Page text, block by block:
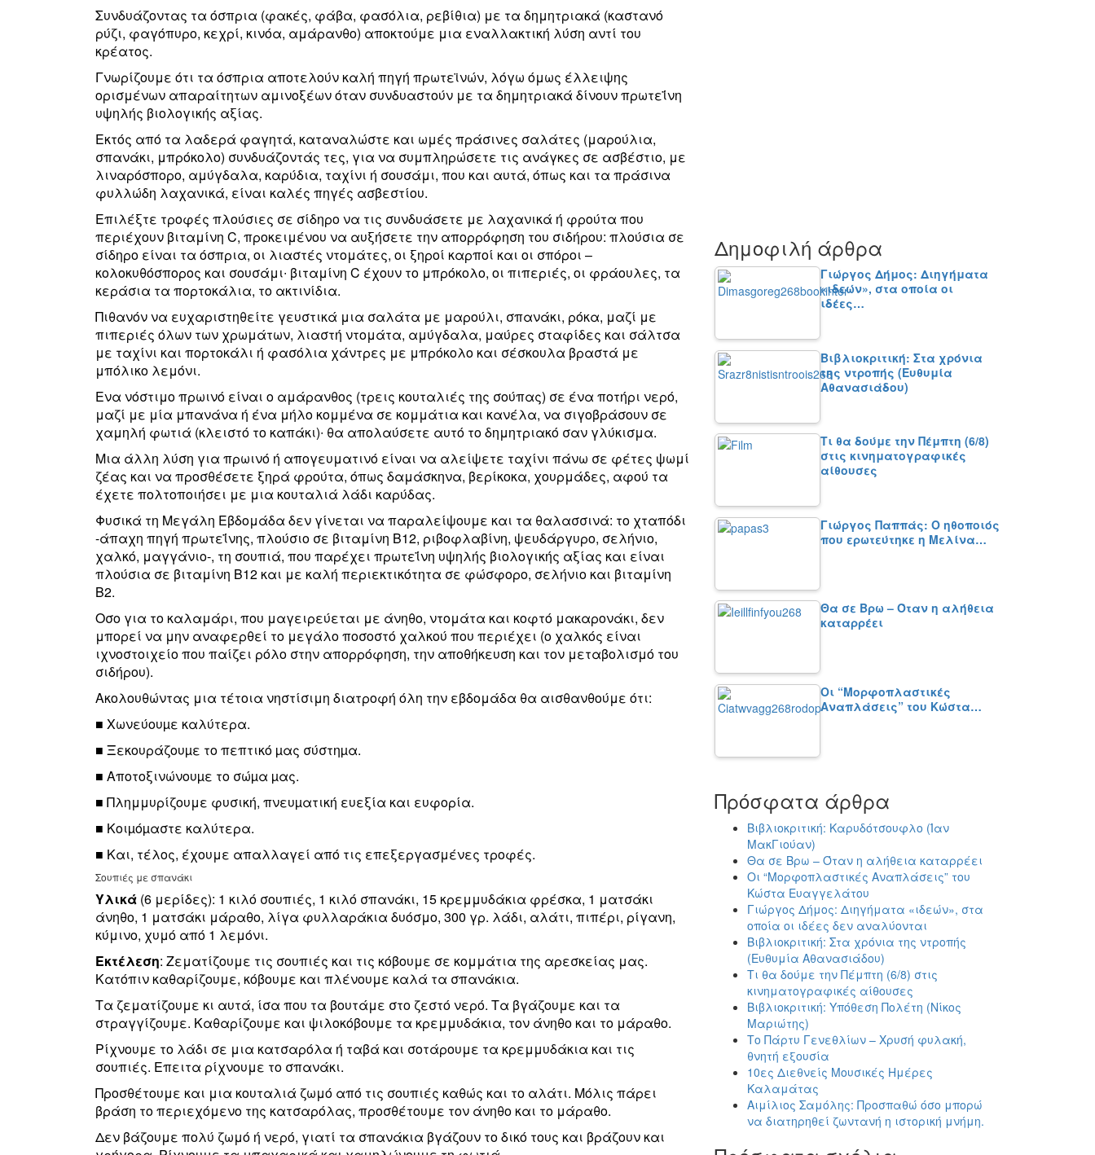
Συνδυάζοντας τα όσπρια (φακές, φάβα, φασόλια, ρεβίθια) με τα δημητριακά (καστανό
ρύζι, φαγόπυρο, κεχρί, κινόα, αμάρανθο) αποκτούμε μια εναλλακτική λύση αντί του
κρέατος.
Γνωρίζουμε ότι τα όσπρια αποτελούν καλή πηγή πρωτεϊνών, λόγω όμως έλλειψης
ορισμένων απαραίτητων αμινοξέων όταν συνδυαστούν με τα δημητριακά δίνουν πρωτεΐνη
υψηλής βιολογικής αξίας.
Εκτός από τα λαδερά φαγητά, καταναλώστε και ωμές πράσινες σαλάτες (μαρούλια,
σπανάκι, μπρόκολο) συνδυάζοντάς τες, για να συμπληρώσετε τις ανάγκες σε ασβέστιο, με
λιναρόσπορο, αμύγδαλα, καρύδια, ταχίνι ή σουσάμι, που και αυτά, όπως και τα πράσινα
φυλλώδη λαχανικά, είναι καλές πηγές ασβεστίου.
Επιλέξτε τροφές πλούσιες σε σίδηρο να τις συνδυάσετε με λαχανικά ή φρούτα που
περιέχουν βιταμίνη C, προκειμένου να αυξήσετε την απορρόφηση του σιδήρου: πλούσια σε
σίδηρο είναι τα όσπρια, οι λιαστές ντομάτες, οι ξηροί καρποί και οι σπόροι –
κολοκυθόσπορος και σουσάμι∙ βιταμίνη C έχουν το μπρόκολο, οι πιπεριές, οι φράουλες, τα
κεράσια τα πορτοκάλια, το ακτινίδια.
Πιθανόν να ευχαριστηθείτε γευστικά μια σαλάτα με μαρούλι, σπανάκι, ρόκα, μαζί με
πιπεριές όλων των χρωμάτων, λιαστή ντομάτα, αμύγδαλα, μαύρες σταφίδες και σάλτσα
με ταχίνι και πορτοκάλι ή φασόλια χάντρες με μπρόκολο και σέσκουλα βραστά με
μπόλικο λεμόνι.
Ενα νόστιμο πρωινό είναι ο αμάρανθος (τρεις κουταλιές της σούπας) σε ένα ποτήρι νερό,
μαζί με μία μπανάνα ή ένα μήλο κομμένα σε κομμάτια και κανέλα, να σιγοβράσουν σε
χαμηλή φωτιά (κλειστό το καπάκι)∙ θα απολαύσετε αυτό το δημητριακό σαν γλύκισμα.
Μια άλλη λύση για πρωινό ή απογευματινό είναι να αλείψετε ταχίνι πάνω σε φέτες ψωμί
ζέας και να προσθέσετε ξηρά φρούτα, όπως δαμάσκηνα, βερίκοκα, χουρμάδες, αφού τα
έχετε πολτοποιήσει με μια κουταλιά λάδι καρύδας.
Φυσικά τη Μεγάλη Εβδομάδα δεν γίνεται να παραλείψουμε και τα θαλασσινά: το χταπόδι
-άπαχη πηγή πρωτεΐνης, πλούσιο σε βιταμίνη Β12, ριβοφλαβίνη, ψευδάργυρο, σελήνιο,
χαλκό, μαγγάνιο-, τη σουπιά, που παρέχει πρωτεΐνη υψηλής βιολογικής αξίας και είναι
πλούσια σε βιταμίνη Β12 και με καλή περιεκτικότητα σε φώσφορο, σελήνιο και βιταμίνη
Β2.
Οσο για το καλαμάρι, που μαγειρεύεται με άνηθο, ντομάτα και κοφτό μακαρονάκι, δεν
μπορεί να μην αναφερθεί το μεγάλο ποσοστό χαλκού που περιέχει (ο χαλκός είναι
ιχνοστοιχείο που παίζει ρόλο στην απορρόφηση, την αποθήκευση και τον μεταβολισμό του
σιδήρου).
Ακολουθώντας μια τέτοια νηστίσιμη διατροφή όλη την εβδομάδα θα αισθανθούμε ότι:
■ Χωνεύουµε καλύτερα.
■ Ξεκουράζουµε το πεπτικό µας σύστηµα.
■ Αποτοξινώνουµε το σώµα µας.
■ Πλημμυρίζουμε φυσική, πνευµατική ευεξία και ευφορία.
■ Κοιµόµαστε καλύτερα.
■ Και, τέλος, έχουμε απαλλαγεί από τις επεξεργασμένες τροφές.
Σουπιές με σπανάκι
Υλικά (6 μερίδες): 1 κιλό σουπιές, 1 κιλό σπανάκι, 15 κρεμμυδάκια φρέσκα, 1 ματσάκι
άνηθο, 1 ματσάκι μάραθο, λίγα φυλλαράκια δυόσμο, 300 γρ. λάδι, αλάτι, πιπέρι, ρίγανη,
κύμινο, χυμό από 1 λεμόνι.
Εκτέλεση: Ζεματίζουμε τις σουπιές και τις κόβουμε σε κομμάτια της αρεσκείας μας.
Κατόπιν καθαρίζουμε, κόβουμε και πλένουμε καλά τα σπανάκια.
Τα ζεματίζουμε κι αυτά, ίσα που τα βουτάμε στο ζεστό νερό. Τα βγάζουμε και τα
στραγγίζουμε. Καθαρίζουμε και ψιλοκόβουμε τα κρεμμυδάκια, τον άνηθο και το μάραθο.
Ρίχνουμε το λάδι σε μια κατσαρόλα ή ταβά και σοτάρουμε τα κρεμμυδάκια και τις
σουπιές. Επειτα ρίχνουμε το σπανάκι.
Προσθέτουμε και μια κουταλιά ζωμό από τις σουπιές καθώς και το αλάτι. Μόλις πάρει
βράση το περιεχόμενο της κατσαρόλας, προσθέτουμε τον άνηθο και το μάραθο.
Δεν βάζουμε πολύ ζωμό ή νερό, γιατί τα σπανάκια βγάζουν το δικό τους και βράζουν και
Δημοφιλή άρθρα
Γιώργος Δήμος: Διηγήματα
«ιδεών», στα οποία οι
ιδέες…
Βιβλιοκριτική: Στα χρόνια
της ντροπής (Ευθυμία
Αθανασιάδου)
Τι θα δούμε την Πέμπτη (6/8)
στις κινηματογραφικές
αίθουσες
Γιώργος Παππάς: Ο ηθοποιός
που ερωτεύτηκε η Μελίνα…
Θα σε Βρω – Όταν η αλήθεια
καταρρέει
Οι “Μορφοπλαστικές
Αναπλάσεις” του Κώστα…
Πρόσφατα άρθρα
Βιβλιοκριτική: Καρυδότσουφλο (Ίαν
ΜακΓιούαν)
Θα σε Βρω – Όταν η αλήθεια καταρρέει
Οι “Μορφοπλαστικές Αναπλάσεις” του
Κώστα Ευαγγελάτου
Γιώργος Δήμος: Διηγήματα «ιδεών», στα
οποία οι ιδέες δεν αναλύονται
Βιβλιοκριτική: Στα χρόνια της ντροπής
(Ευθυμία Αθανασιάδου)
Τι θα δούμε την Πέμπτη (6/8) στις
κινηματογραφικές αίθουσες
Βιβλιοκριτική: Υπόθεση Πολέτη (Νίκος
Μαριώτης)
Το Πάρτυ Γενεθλίων – Χρυσή φυλακή,
θνητή εξουσία
10ες Διεθνείς Μουσικές Ημέρες
Καλαμάτας
Αιμίλιος Σαμόλης: Προσπαθώ όσο μπορώ
να διατηρηθεί ζωντανή η ιστορική μνήμη.